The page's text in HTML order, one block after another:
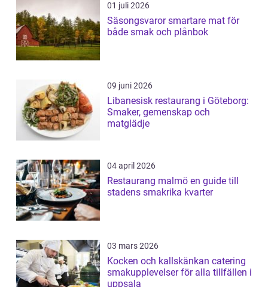
01 juli 2026
Säsongsvaror smartare mat för
både smak och plånbok
09 juni 2026
Libanesisk restaurang i Göteborg:
Smaker, gemenskap och
matglädje
04 april 2026
Restaurang malmö en guide till
stadens smakrika kvarter
03 mars 2026
Kocken och kallskänkan catering
smakupplevelser för alla tillfällen i
uppsala